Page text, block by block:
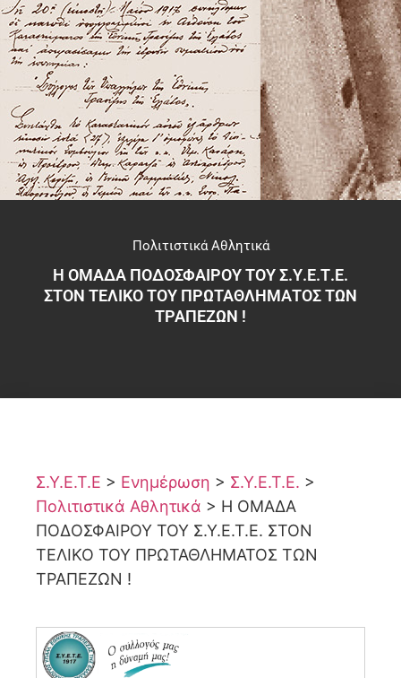
Πολιτιστικά Αθλητικά
Η ΟΜΑΔΑ ΠΟΔΟΣΦΑΙΡΟΥ ΤΟΥ Σ.Υ.Ε.Τ.Ε.
ΣΤΟΝ ΤΕΛΙΚΟ ΤΟΥ ΠΡΩΤΑΘΛΗΜΑΤΟΣ ΤΩΝ
ΤΡΑΠΕΖΩΝ !
Σ.Υ.Ε.Τ.Ε > Ενημέρωση > Σ.Υ.Ε.Τ.Ε. >
Πολιτιστικά Αθλητικά > Η ΟΜΑΔΑ
ΠΟΔΟΣΦΑΙΡΟΥ ΤΟΥ Σ.Υ.Ε.Τ.Ε. ΣΤΟΝ
ΤΕΛΙΚΟ ΤΟΥ ΠΡΩΤΑΘΛΗΜΑΤΟΣ ΤΩΝ
ΤΡΑΠΕΖΩΝ !